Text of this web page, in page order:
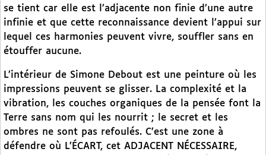
se tient car elle est l’adjacente non finie d’une autre
infinie et que cette reconnaissance devient l’appui sur
lequel ces harmonies peuvent vivre, souffler sans en
étouffer aucune.
L’intérieur de Simone Debout est une peinture où les
impressions peuvent se glisser. La complexité et la
vibration, les couches organiques de la pensée font la
Terre sans nom qui les nourrit ; le secret et les
ombres ne sont pas refoulés. C’est une zone à
défendre où L’ÉCART, cet ADJACENT NÉCESSAIRE,